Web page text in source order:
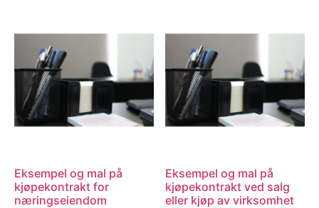
Eksempel og mal på
kjøpekontrakt for
næringseiendom
Eksempel og mal på
kjøpekontrakt ved salg
eller kjøp av virksomhet